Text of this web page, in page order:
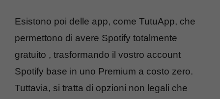
Esistono poi delle app, come TutuApp, che
permettono di avere Spotify totalmente
gratuito , trasformando il vostro account
Spotify base in uno Premium a costo zero.
Tuttavia, si tratta di opzioni non legali che